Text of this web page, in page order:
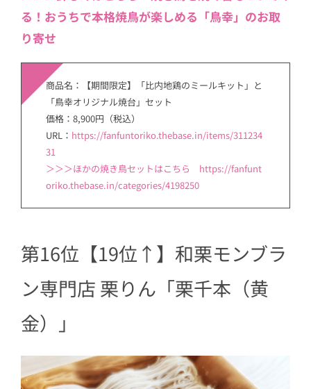
る！おうちで本格焼鳥が楽しめる「鳥幸」のお取
り寄せ
商品名：【期間限定】「比内地鶏のミールキット」と
「鳥幸オリジナル焼台」セット
価格：8,900円（税込）
URL： https://fanfuntoriko.thebase.in/items/311234
31
＞＞＞ほかの焼き鳥セットはこちら https://fanfunt
oriko.thebase.in/categories/4198250
第16位【19位↑】和栗モンブラ
ン専門店 栗りん「栗千本（黄
金）」